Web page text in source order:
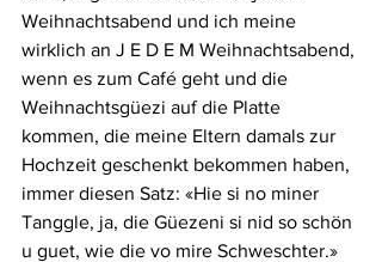
Weihnachtsabend und ich meine
wirklich an J E D E M Weihnachtsabend,
wenn es zum Café geht und die
Weihnachtsgüezi auf die Platte
kommen, die meine Eltern damals zur
Hochzeit geschenkt bekommen haben,
immer diesen Satz: «Hie si no miner
Tanggle, ja, die Güezeni si nid so schön
u guet, wie die vo mire Schweschter.»